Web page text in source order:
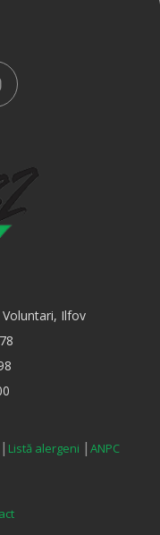
Ilfov
| Listă alergeni | ANPC